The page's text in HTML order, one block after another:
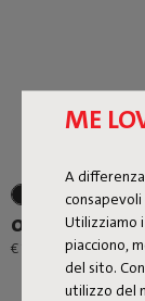
ME
A
Utilizziamo
piacciono,
del sito.
utilizzo del
Original Slim
€ 119,00